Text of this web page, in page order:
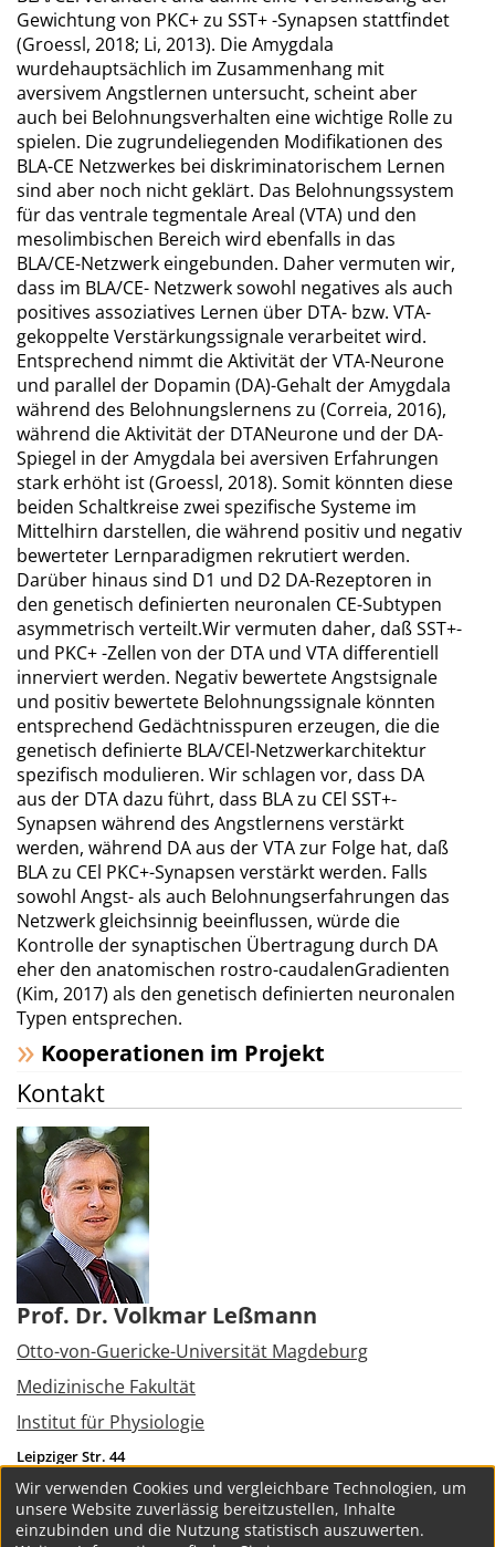
Gewichtung von PKC+ zu SST+ -Synapsen stattfindet
(Groessl, 2018; Li, 2013). Die Amygdala
wurdehauptsächlich im Zusammenhang mit
aversivem Angstlernen untersucht, scheint aber
auch bei Belohnungsverhalten eine wichtige Rolle zu
spielen. Die zugrundeliegenden Modifikationen des
BLA-CE Netzwerkes bei diskriminatorischem Lernen
sind aber noch nicht geklärt. Das Belohnungssystem
für das ventrale tegmentale Areal (VTA) und den
mesolimbischen Bereich wird ebenfalls in das
BLA/CE-Netzwerk eingebunden. Daher vermuten wir,
dass im BLA/CE- Netzwerk sowohl negatives als auch
positives assoziatives Lernen über DTA- bzw. VTA-
gekoppelte Verstärkungssignale verarbeitet wird.
Entsprechend nimmt die Aktivität der VTA-Neurone
und parallel der Dopamin (DA)-Gehalt der Amygdala
während des Belohnungslernens zu (Correia, 2016),
während die Aktivität der DTANeurone und der DA-
Spiegel in der Amygdala bei aversiven Erfahrungen
stark erhöht ist (Groessl, 2018). Somit könnten diese
beiden Schaltkreise zwei spezifische Systeme im
Mittelhirn darstellen, die während positiv und negativ
bewerteter Lernparadigmen rekrutiert werden.
Darüber hinaus sind D1 und D2 DA-Rezeptoren in
den genetisch definierten neuronalen CE-Subtypen
asymmetrisch verteilt.Wir vermuten daher, daß SST+-
und PKC+ -Zellen von der DTA und VTA differentiell
innerviert werden. Negativ bewertete Angstsignale
und positiv bewertete Belohnungssignale könnten
entsprechend Gedächtnisspuren erzeugen, die die
genetisch definierte BLA/CEl-Netzwerkarchitektur
spezifisch modulieren. Wir schlagen vor, dass DA
aus der DTA dazu führt, dass BLA zu CEl SST+-
Synapsen während des Angstlernens verstärkt
werden, während DA aus der VTA zur Folge hat, daß
BLA zu CEl PKC+-Synapsen verstärkt werden. Falls
sowohl Angst- als auch Belohnungserfahrungen das
Netzwerk gleichsinnig beeinflussen, würde die
Kontrolle der synaptischen Übertragung durch DA
eher den anatomischen rostro-caudalenGradienten
(Kim, 2017) als den genetisch definierten neuronalen
Typen entsprechen.
Kooperationen im Projekt
Kontakt
Prof. Dr. Volkmar Leßmann
Otto-von-Guericke-Universität Magdeburg
Medizinische Fakultät
Institut für Physiologie
Leipziger Str. 44
39120
Magdeburg
Tel.:
+49 391 6715885
volkmar.lessmann@med.ovgu.de
Wir verwenden Cookies und vergleichbare Technologien, um
unsere Website zuverlässig bereitzustellen, Inhalte
einzubinden und die Nutzung statistisch auszuwerten.